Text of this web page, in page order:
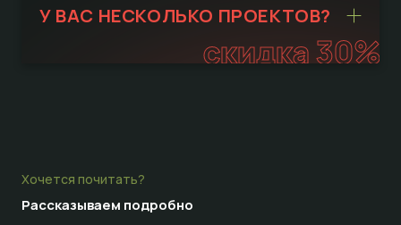
скидка 30%
У ВАС НЕСКОЛЬКО ПРОЕКТОВ?
Хочется почитать?
Рассказываем подробно